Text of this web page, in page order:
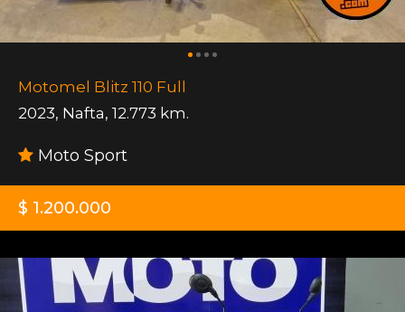
Motomel Blitz 110 Full
2023, Nafta, 12.773 km.
Moto Sport
$ 1.200.000